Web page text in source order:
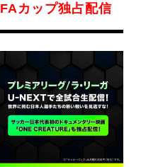
FAカップ独占配信